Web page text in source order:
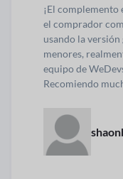
¡El
el comprador
usando la
menores,
equipo de
Recomiendo